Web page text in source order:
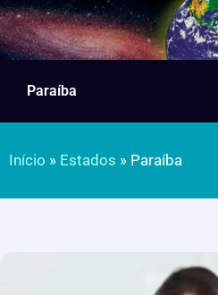
Paraíba
Início » Estados » Paraíba